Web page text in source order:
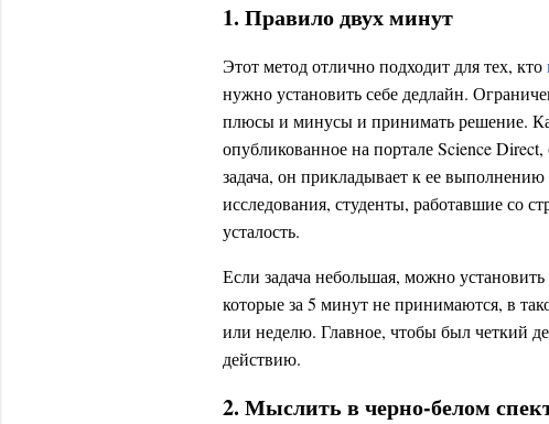
1. Правило двух минут
Этот метод отлично подходит для тех, кто
нужно установить себе дедлайн.
плюсы и минусы и принимать решение.
опубликованное на портале Science Direct,
задача, он прикладывает к ее
исследования, студенты, работавшие со
усталость.
Если задача небольшая, можно
которые за 5 минут не принимаются, в
или неделю. Главное, чтобы был четкий
действию.
2. Мыслить в черно-белом